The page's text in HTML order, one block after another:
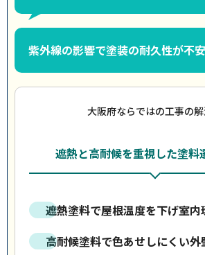
紫外線の影響で塗装の耐久性が不安
大阪府ならではの工事の
遮熱と高耐候を重視した塗料
遮熱塗料で屋根温度を下げ室内
高耐候塗料で色あせしにくい外